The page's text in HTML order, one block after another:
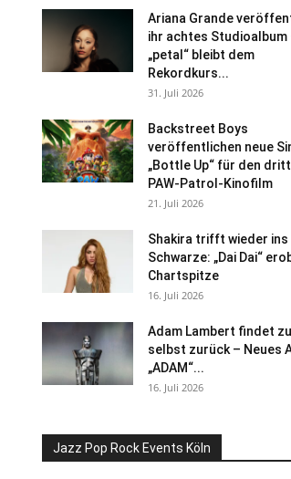
Ariana Grande
ihr achtes Studioalbum
„petal“ bleibt dem
Rekordkurs...
31. Juli 2026
Backstreet Boys
veröffentlichen neue
„Bottle Up“ für den
PAW-Patrol-Kinofilm
21. Juli 2026
Shakira trifft wieder ins
Schwarze: „Dai Dai“
Chartspitze
16. Juli 2026
Adam Lambert findet
selbst zurück – Neues
„ADAM“...
16. Juli 2026
Jazz Pop Rock Events Köln